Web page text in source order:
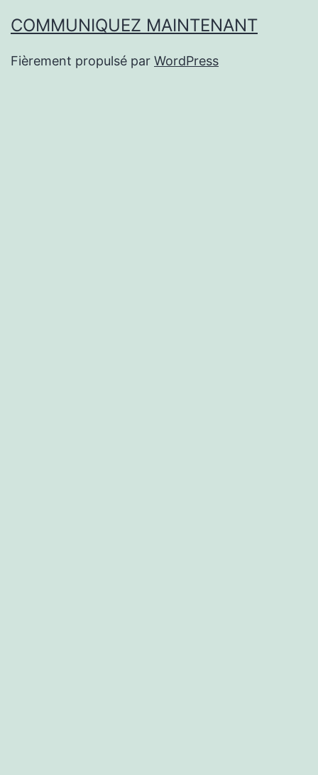
COMMUNIQUEZ MAINTENANT
Fièrement propulsé par WordPress